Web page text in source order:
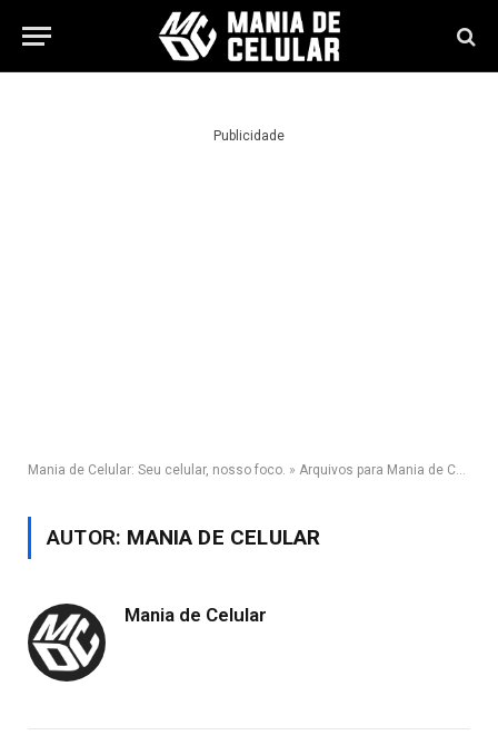
Publicidade
Mania de Celular: Seu celular, nosso foco. » Arquivos para Mania de Celular
AUTOR: MANIA DE CELULAR
Mania de Celular